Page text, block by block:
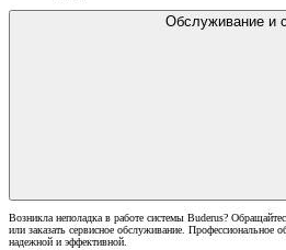
Обслуживание и
Возникла неполадка в работе системы Buderus?
или заказать сервисное обслуживание. Профессиональное
надежной и эффективной.